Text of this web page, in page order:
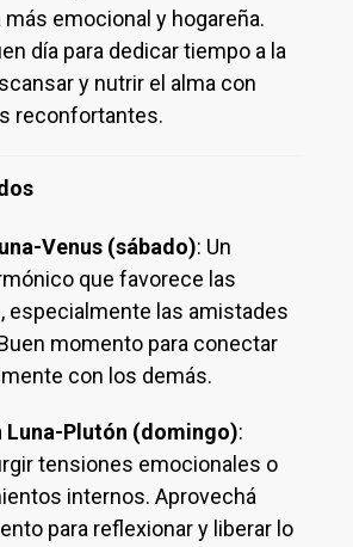
emocional y hogareña.
día para dedicar tiempo a la
y nutrir el alma con
reconfortantes.
Venus (sábado): Un
que favorece las
especialmente las amistades
momento para conectar
con los demás.
Luna-Plutón (domingo):
tensiones emocionales o
internos. Aprovechá
para reflexionar y liberar lo